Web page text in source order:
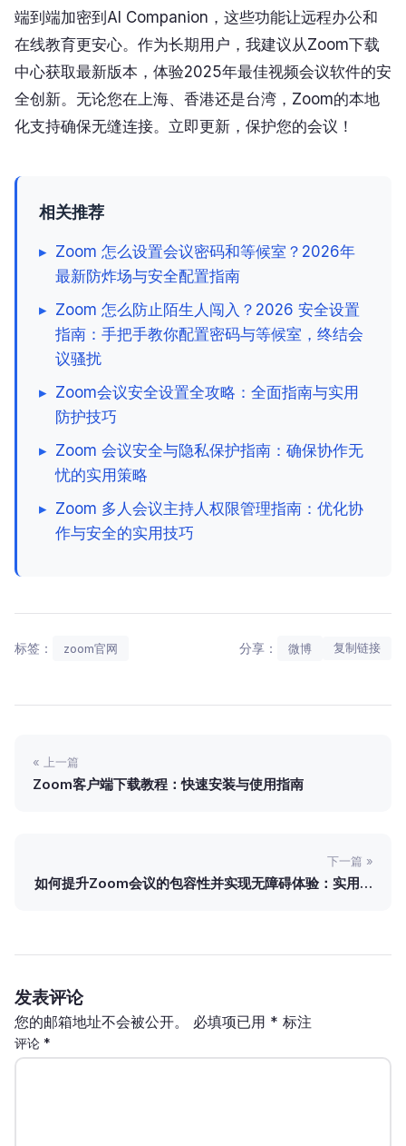
端到端加密到AI Companion，这些功能让远程办公和
在线教育更安心。作为长期用户，我建议从Zoom下载
中心获取最新版本，体验2025年最佳视频会议软件的安
全创新。无论您在上海、香港还是台湾，Zoom的本地
化支持确保无缝连接。立即更新，保护您的会议！
相关推荐
▸ Zoom 怎么设置会议密码和等候室？2026年
最新防炸场与安全配置指南
▸ Zoom 怎么防止陌生人闯入？2026 安全设置
指南：手把手教你配置密码与等候室，终结会
议骚扰
▸ Zoom会议安全设置全攻略：全面指南与实用
防护技巧
▸ Zoom 会议安全与隐私保护指南：确保协作无
忧的实用策略
▸ Zoom 多人会议主持人权限管理指南：优化协
作与安全的实用技巧
标签： zoom官网 分享： 微博 复制链接
« 上一篇
Zoom客户端下载教程：快速安装与使用指南
下一篇 »
如何提升Zoom会议的包容性并实现无障碍体验：实用指
发表评论
您的邮箱地址不会被公开。 必填项已用 * 标注
评论 *